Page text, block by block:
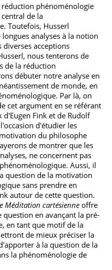
phénoménologie
de la
Toutefois, Husserl
longues analyses à la notion
diverses acceptions
nous tenterons de
de la réduction
débuter notre analyse en
de monde, en
Par là, on
cet argument en se référant
d'Eugen Fink et de Rudolf
d'étudier les
du philosophe
de montrer que les
ne concernent pas
Aussi, il
question de la motivation
sans prendre en
autour de cette question.
Méditation cartésienne offre
question en avançant la pré-
en tant que motif de la
de mieux préciser la
à la question de la
la phénoménologie de